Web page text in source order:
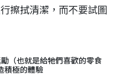
擦拭清潔，而不要試圖
（也就是給牠們喜歡的零食
積極的體驗